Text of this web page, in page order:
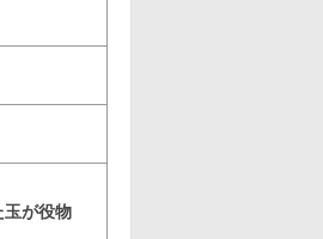
玉が役物